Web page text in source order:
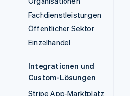
Fachdienstleistungen
Öffentlicher Sektor
Einzelhandel
Integrationen und
Custom-Lösungen
Stripe App-Marktplatz